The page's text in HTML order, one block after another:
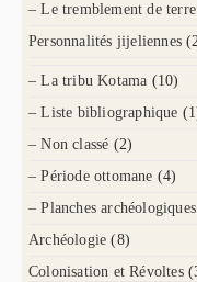
– Le tremblement de
Personnalités jijeliennes
– La tribu Kotama (10)
– Liste bibliographique
– Non classé (2)
– Période ottomane (4)
– Planches archéologiques
Archéologie (8)
Colonisation et Révoltes